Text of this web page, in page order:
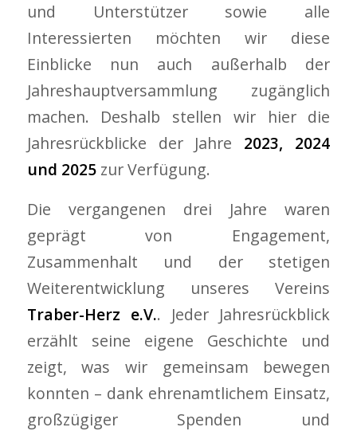
und Unterstützer sowie alle
Interessierten möchten wir diese
Einblicke nun auch außerhalb der
Jahreshauptversammlung zugänglich
machen. Deshalb stellen wir hier die
Jahresrückblicke der Jahre 2023, 2024
und 2025zur Verfügung.
Die vergangenen drei Jahre waren
geprägt von Engagement,
Zusammenhalt und der stetigen
Weiterentwicklung unseres Vereins
Traber-Herz e.V.. Jeder Jahresrückblick
erzählt seine eigene Geschichte und
zeigt, was wir gemeinsam bewegen
konnten – dank ehrenamtlichem Einsatz,
großzügiger Spenden und